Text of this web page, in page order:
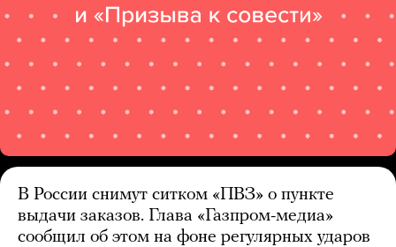
В России снимут ситком «ПВЗ» о пункте
выдачи заказов. Глава «Газпром-медиа»
сообщил об этом на фоне регулярных ударов